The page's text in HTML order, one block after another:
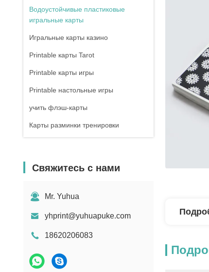
Водоустойчивые пластиковые
игральные карты
Игральные карты казино
Printable карты Tarot
Printable карты игры
Printable настольные игры
учить флэш-карты
Карты разминки тренировки
Свяжитесь с нами
Mr. Yuhua
yhprint@yuhuapuke.com
18620206083